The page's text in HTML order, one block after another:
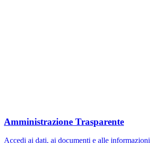
Amministrazione Trasparente
Accedi ai dati, ai documenti e alle informazioni